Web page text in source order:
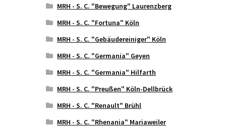
MRH - S. C. "Bewegung" Laurenzberg
MRH - S. C. "Fortuna" Köln
MRH - S. C. "Gebäudereiniger" Köln
MRH - S. C. "Germania" Geyen
MRH - S. C. "Germania" Hilfarth
MRH - S. C. "Preußen" Köln-Dellbrück
MRH - S. C. "Renault" Brühl
MRH - S. C. "Rhenania" Mariaweiler